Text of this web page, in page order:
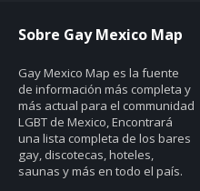
Sobre Gay Mexico Map
Gay Mexico Map es la fuente
de información más completa y
más actual para el communidad
LGBT de Mexico, Encontrará
una lista completa de los bares
gay, discotecas, hoteles,
saunas y más en todo el país.